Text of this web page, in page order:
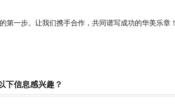
一步。让我们携手合作，共同谱写成功的华美乐章！
下信息感兴趣？